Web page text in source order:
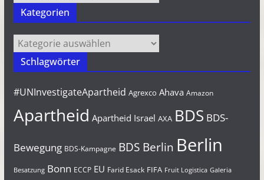
Kategorien
Kategorien
Schlagwörter
#UNInvestigateApartheid Agrexco Ahava Amazon
Apartheid Apartheid Israel AXA BDS BDS-
Bewegung BDS-Kampagne BDS Berlin Berlin
Besatzung Bonn ECCP EU Farid Esack FIFA Fruit Logistica Galeria